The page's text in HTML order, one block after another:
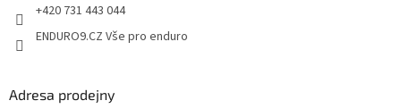
+420 731 443 044
ENDURO9.CZ Vše pro enduro
Adresa prodejny